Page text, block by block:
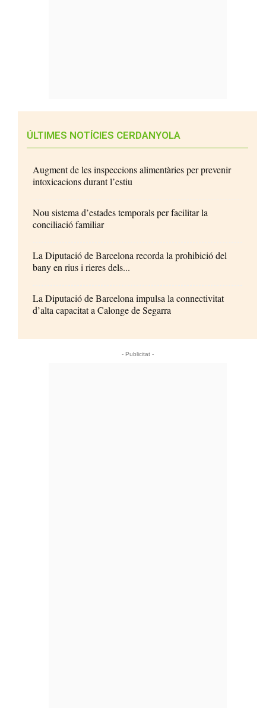
ÚLTIMES NOTÍCIES CERDANYOLA
Augment de les inspeccions alimentàries per prevenir
intoxicacions durant l’estiu
Nou sistema d’estades temporals per facilitar la
conciliació familiar
La Diputació de Barcelona recorda la prohibició del
bany en rius i rieres dels...
La Diputació de Barcelona impulsa la connectivitat
d’alta capacitat a Calonge de Segarra
- Publicitat -